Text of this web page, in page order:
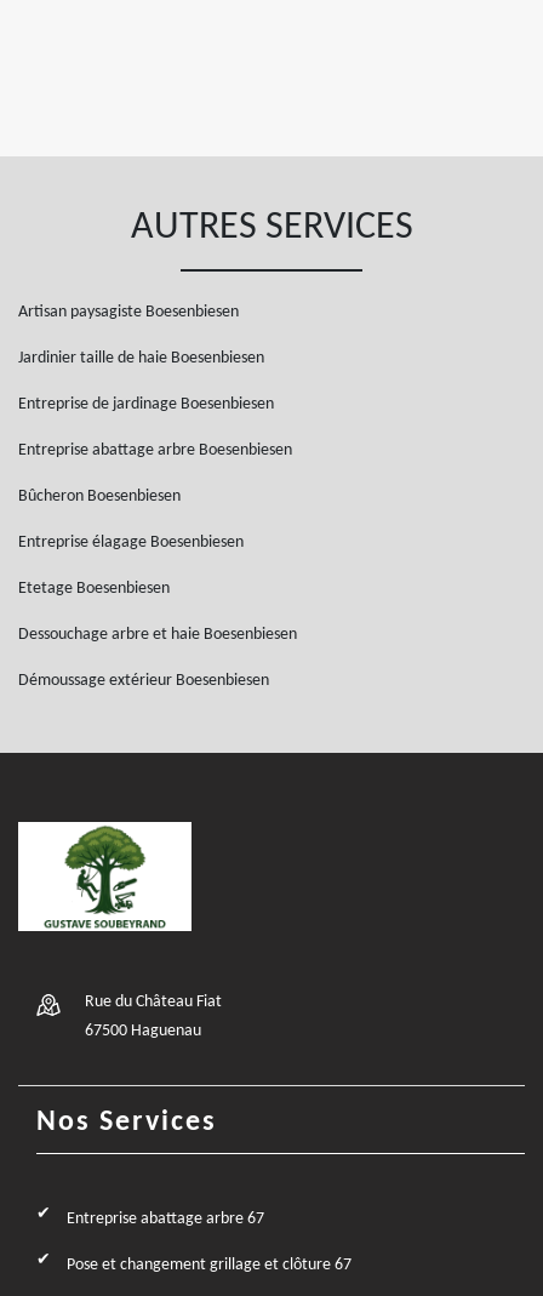
AUTRES SERVICES
Artisan paysagiste Boesenbiesen
Jardinier taille de haie Boesenbiesen
Entreprise de jardinage Boesenbiesen
Entreprise abattage arbre Boesenbiesen
Bûcheron Boesenbiesen
Entreprise élagage Boesenbiesen
Etetage Boesenbiesen
Dessouchage arbre et haie Boesenbiesen
Démoussage extérieur Boesenbiesen
Rue du Château Fiat
67500 Haguenau
Nos Services
Entreprise abattage arbre 67
Pose et changement grillage et clôture 67